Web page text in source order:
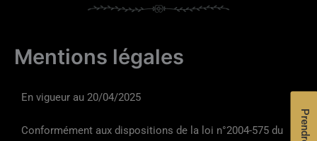
Mentions légales
En vigueur au 20/04/2025
Conformément aux dispositions de la loi n°2004-575 du